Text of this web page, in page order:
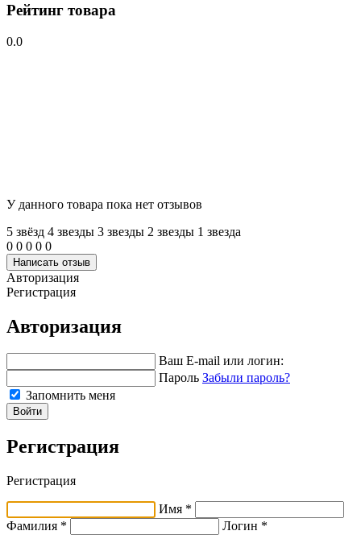
Рейтинг товара
0.0
У данного товара пока нет отзывов
5 звёзд 4 звeзды 3 звeзды 2 звeзды 1 звeзда
0 0 0 0 0
Написать отзыв
Авторизация
Регистрация
Авторизация
Ваш E-mail или логин:
Пароль Забыли пароль?
Запомнить меня
Войти
Регистрация
Регистрация
Имя *
Фамилия *
Логин *